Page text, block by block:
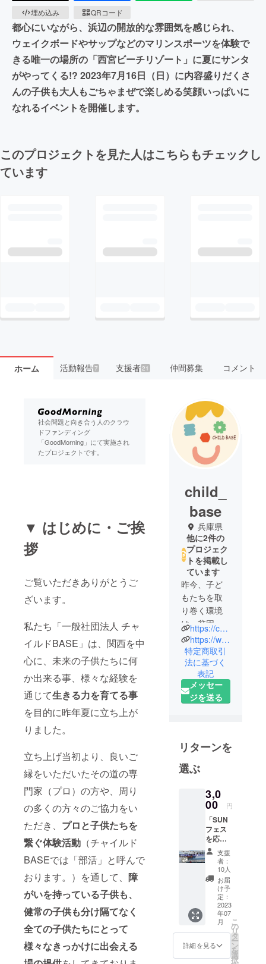
埋め込み
QRコード
都心にいながら、浜辺の開放的な雰囲気を感じられ、
ウェイクボードやサップなどのマリンスポーツを体験で
きる唯一の場所の「西宮ビーチリゾート」に夏にサンタ
がやってくる!? 2023年7月16日（日）に内容盛りだくさ
んの子供も大人もごちゃまぜで楽しめる笑顔いっぱいに
なれるイベントを開催します。
このプロジェクトを見た人はこちらもチェックし
ています
ホーム 活動報告7 支援者 21 仲間募集 コメント
社会問題と向き合う人のクラウ
ドファンディング
「GoodMorning」にて実施され
たプロジェクトです。
▼ はじめに・ご挨
拶
ご覧いただきありがとうご
ざいます。
私たち「一般社団法人 チャ
イルドBASE」は、関西を中
心に、未来の子供たちに何
か出来る事、様々な経験を
通じて生きる力を育てる事
を目的に昨年夏に立ち上が
りました。
立ち上げ当初より、良いご
縁をいただいたその道の専
門家（プロ）の方や、周り
の多くの方々のご協力をい
ただき、 プロと子供たちを
繋ぐ体験活動 （チャイルド
BASEでは「部活」と呼んで
おります。）を通して、 障
がいを持っている子供も、
健常の子供も分け隔てなく
全ての子供たちにとって
様々なきっかけに出会える
child_
base
兵庫県
他に2件の
プロジェク
トを掲載し
ています
昨今、子ど
もたちを取
り巻く環境
は、貧困や
虐待、孤立
など変化し
てきてお
り、大変な
課題を抱え
ています。
もたちは助
けを求めら
れずにいた
変えること
をあきらめ
てしまった
り、環境の
異常さに気
づけていな
い現状もあ
ります。そ
して、子ど
も時代のト
ラウマや、
などの格差
https://child-base.jp/
https://www.instagram.com/child_base/
特定商取引
法に基づく
表記
メッセー
ジを送る
リターンを
選ぶ
3,0
00 円
「SUN
フェス
を応援
した
い」と
いう方
向けの
プラン
です。
ご支援
いただ
いた方
には、
・チャ
イルド
支援
者：
10人
お届
け予
定：
2023
年07
月
詳細を見る
こ
の
リ
タ
ー
ン
を
選
択